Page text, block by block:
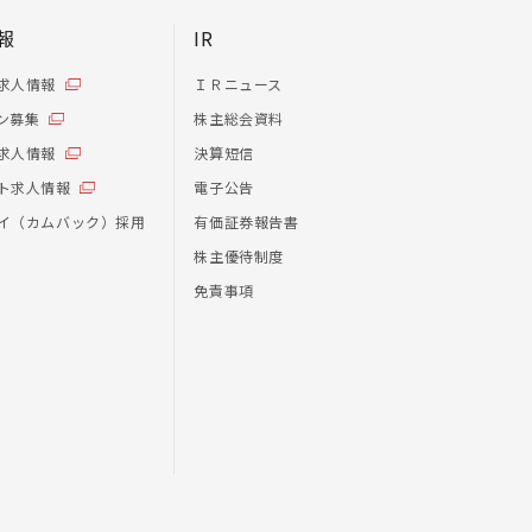
人情報
募集
人情報
求人情報
（カムバック）採用
IR
ＩＲニュース
株主総会資料
決算短信
電子公告
有価証券報告書
株主優待制度
免責事項